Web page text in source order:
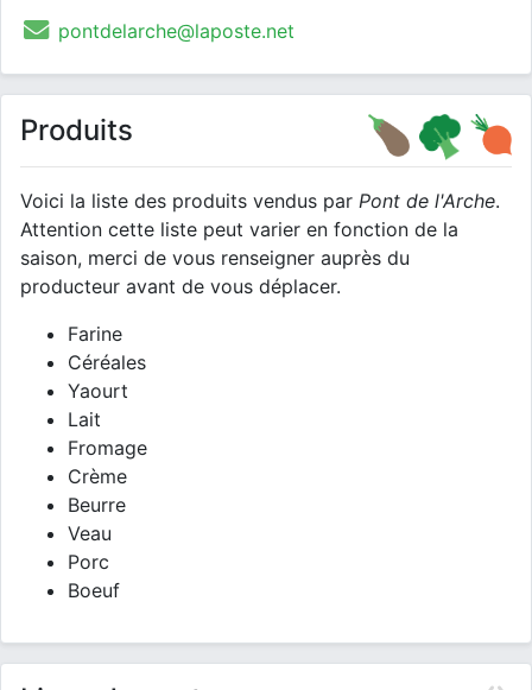
pontdelarche@laposte.net
Produits
Voici la liste des produits vendus par Pont de l'Arche.
Attention cette liste peut varier en fonction de la
saison, merci de vous renseigner auprès du
producteur avant de vous déplacer.
Farine
Céréales
Yaourt
Lait
Fromage
Crème
Beurre
Veau
Porc
Boeuf